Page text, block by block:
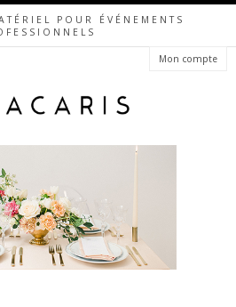
POUR ÉVÉNEMENTS
Mon compte